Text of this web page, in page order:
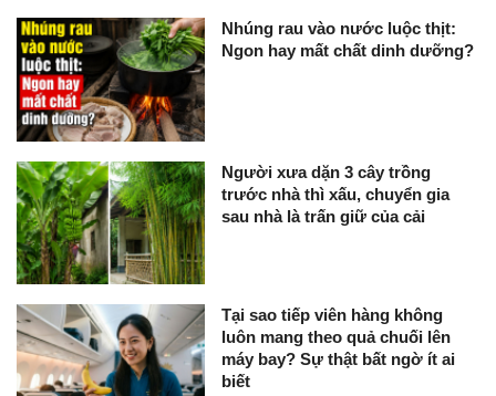
Nhúng rau vào nước luộc thịt:
Ngon hay mất chất dinh dưỡng?
Người xưa dặn 3 cây trồng
trước nhà thì xấu, chuyển gia
sau nhà là trấn giữ của cải
Tại sao tiếp viên hàng không
luôn mang theo quả chuối lên
máy bay? Sự thật bất ngờ ít ai
biết